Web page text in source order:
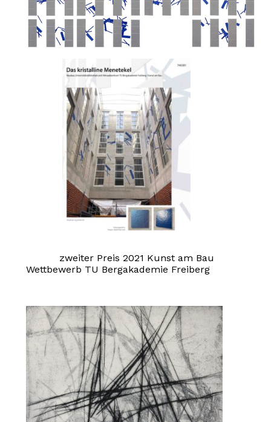
zweiter Preis 2021 Kunst am Bau
Wettbewerb TU Bergakademie Freiberg